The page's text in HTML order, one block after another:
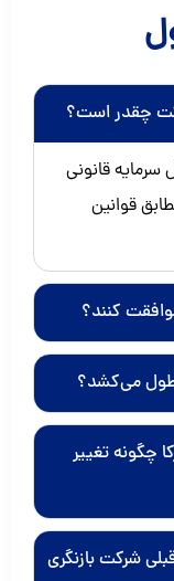
چقدر است؟
قانونی
قوانین
کنند؟
طول می‌کشد؟
چگونه تغییر
شرکت بازنگری